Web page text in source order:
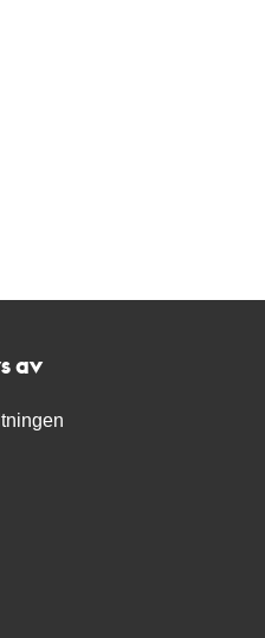
av